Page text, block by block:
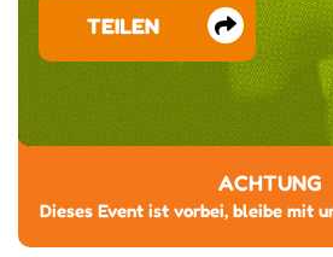
TEILEN
ACHTUNG
Dieses Event ist vorbei, bleibe mit